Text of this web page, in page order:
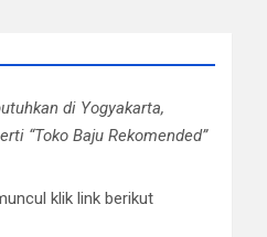
di Yogyakarta,
“Toko Baju Rekomended”
klik link berikut